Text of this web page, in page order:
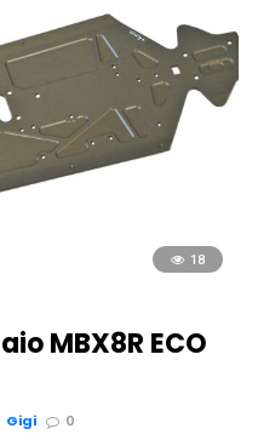
18
MBX8R ECO
Gigi 0